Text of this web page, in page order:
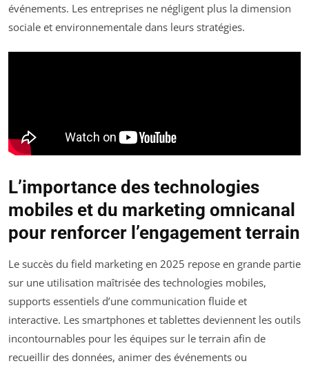
événements. Les entreprises ne négligent plus la dimension
sociale et environnementale dans leurs stratégies.
L’importance des technologies
mobiles et du marketing omnicanal
pour renforcer l’engagement terrain
Le succès du field marketing en 2025 repose en grande partie
sur une utilisation maîtrisée des technologies mobiles,
supports essentiels d’une communication fluide et
interactive. Les smartphones et tablettes deviennent les outils
incontournables pour les équipes sur le terrain afin de
recueillir des données, animer des événements ou